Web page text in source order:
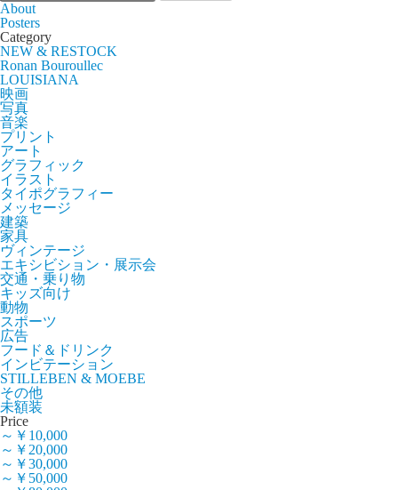
About
Posters
Category
NEW & RESTOCK
Ronan Bouroullec
LOUISIANA
映画
写真
音楽
プリント
アート
グラフィック
イラスト
タイポグラフィー
メッセージ
建築
家具
ヴィンテージ
エキシビション・展示会
交通・乗り物
キッズ向け
動物
スポーツ
広告
フード＆ドリンク
インビテーション
STILLEBEN & MOEBE
その他
未額装
Price
～￥10,000
～￥20,000
～￥30,000
～￥50,000